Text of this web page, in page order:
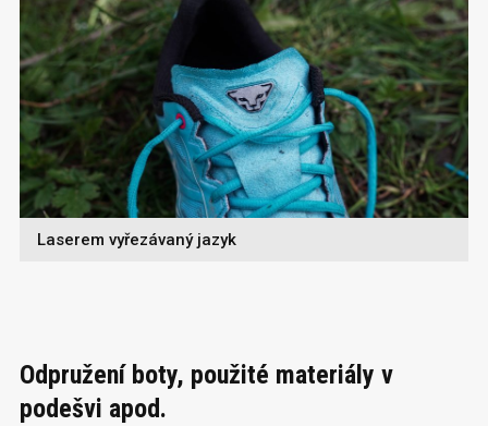
Laserem vyřezávaný jazyk
Odpružení boty, použité materiály v
podešvi apod.